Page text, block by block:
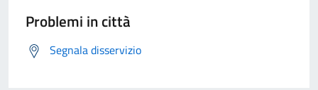
Problemi in città
Segnala disservizio